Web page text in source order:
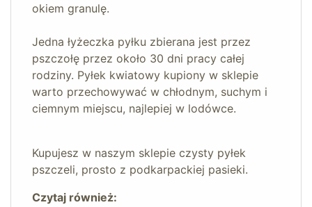
okiem granulę.
Jedna łyżeczka pyłku zbierana jest przez
pszczołę przez około 30 dni pracy całej
rodziny. Pyłek kwiatowy kupiony w sklepie
warto przechowywać w chłodnym, suchym i
ciemnym miejscu, najlepiej w lodówce.
Kupujesz w naszym sklepie czysty pyłek
pszczeli, prosto z podkarpackiej pasieki.
Czytaj również: